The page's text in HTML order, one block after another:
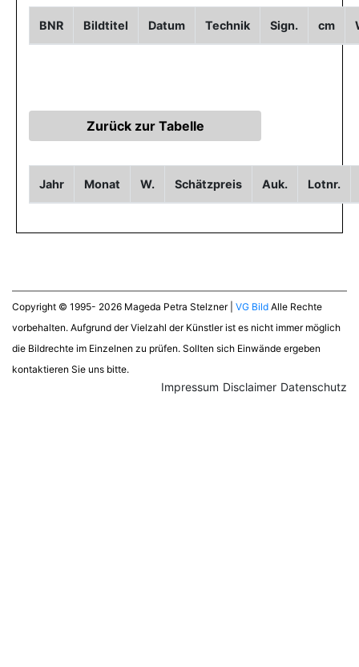
BNR Bildtitel Datum Technik Sign. cm
Jahr Monat W. Schätzpreis Auk. Lotnr.
Copyright © 1995- 2026 Mageda Petra Stelzner | VG Bild Alle Rechte
vorbehalten. Aufgrund der Vielzahl der Künstler ist es nicht immer möglich
die Bildrechte im Einzelnen zu prüfen. Sollten sich Einwände ergeben
kontaktieren Sie uns bitte.
Datenschutz
Disclaimer
Impressum